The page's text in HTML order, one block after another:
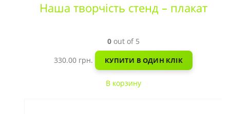
Наша творчість стенд – плакат
0out of 5
330.00 грн. КУПИТИ В ОДИН КЛІК
В корзину